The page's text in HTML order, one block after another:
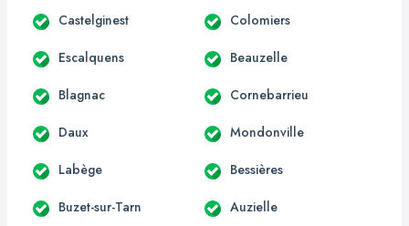
Castelginest Colomiers
Escalquens Beauzelle
Blagnac Cornebarrieu
Daux Mondonville
Labège Bessières
Buzet-sur-Tarn Auzielle